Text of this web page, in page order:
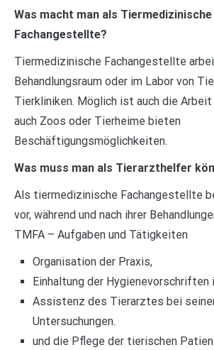
Was macht man als Tiermedizinische
Fachangestellte?
Tiermedizinische Fachangestellte
Behandlungsraum oder im Labor von
Tierkliniken. Möglich ist auch die
auch Zoos oder Tierheime bieten
Beschäftigungsmöglichkeiten.
Was muss man als Tierarzthelfer
Als tiermedizinische Fachangestellte
vor, während und nach ihrer
TMFA – Aufgaben und Tätigkeiten
Organisation der Praxis,
Einhaltung der Hygienevorschriften
Assistenz des Tierarztes bei
Untersuchungen.
und die Pflege der tierischen